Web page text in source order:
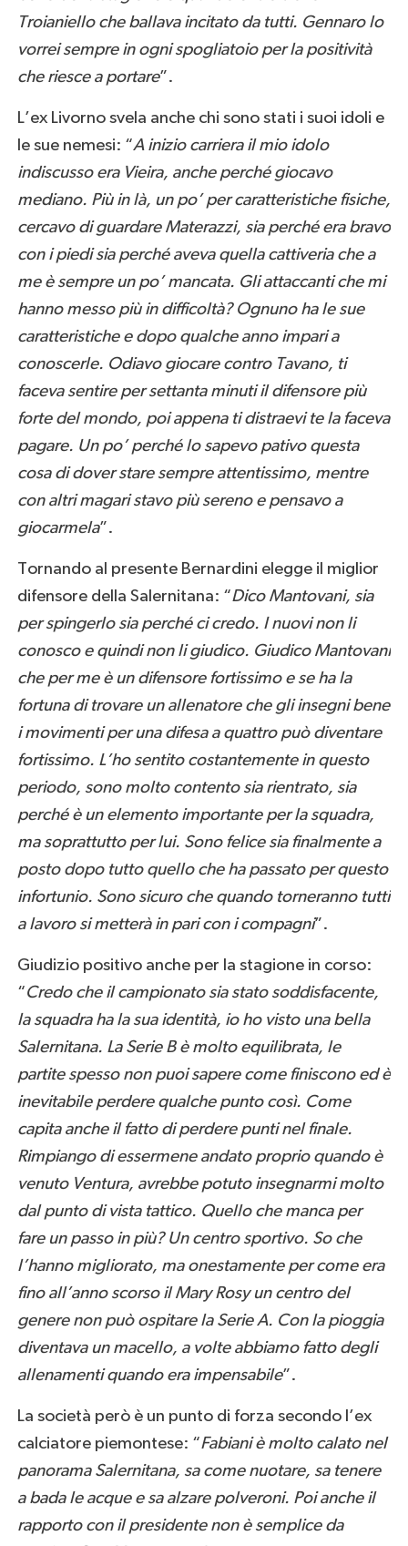
Troianiello che ballava incitato da tutti. Gennaro lo
vorrei sempre in ogni spogliatoio per la positività
che riesce a portare”.
L’ex Livorno svela anche chi sono stati i suoi idoli e
le sue nemesi: “A inizio carriera il mio idolo
indiscusso era Vieira, anche perché giocavo
mediano. Più in là, un po’ per caratteristiche fisiche,
cercavo di guardare Materazzi, sia perché era bravo
con i piedi sia perché aveva quella cattiveria che a
me è sempre un po’ mancata. Gli attaccanti che mi
hanno messo più in difficoltà? Ognuno ha le sue
caratteristiche e dopo qualche anno impari a
conoscerle. Odiavo giocare contro Tavano, ti
faceva sentire per settanta minuti il difensore più
forte del mondo, poi appena ti distraevi te la faceva
pagare. Un po’ perché lo sapevo pativo questa
cosa di dover stare sempre attentissimo, mentre
con altri magari stavo più sereno e pensavo a
giocarmela”.
Tornando al presente Bernardini elegge il miglior
difensore della Salernitana: “Dico Mantovani, sia
per spingerlo sia perché ci credo. I nuovi non li
conosco e quindi non li giudico. Giudico Mantovani
che per me è un difensore fortissimo e se ha la
fortuna di trovare un allenatore che gli insegni bene
i movimenti per una difesa a quattro può diventare
fortissimo. L’ho sentito costantemente in questo
periodo, sono molto contento sia rientrato, sia
perché è un elemento importante per la squadra,
ma soprattutto per lui. Sono felice sia finalmente a
posto dopo tutto quello che ha passato per questo
infortunio. Sono sicuro che quando torneranno tutti
a lavoro si metterà in pari con i compagni”.
Giudizio positivo anche per la stagione in corso:
“Credo che il campionato sia stato soddisfacente,
la squadra ha la sua identità, io ho visto una bella
Salernitana. La Serie B è molto equilibrata, le
partite spesso non puoi sapere come finiscono ed è
inevitabile perdere qualche punto così. Come
capita anche il fatto di perdere punti nel finale.
Rimpiango di essermene andato proprio quando è
venuto Ventura, avrebbe potuto insegnarmi molto
dal punto di vista tattico. Quello che manca per
fare un passo in più? Un centro sportivo. So che
l’hanno migliorato, ma onestamente per come era
fino all’anno scorso il Mary Rosy un centro del
genere non può ospitare la Serie A. Con la pioggia
diventava un macello, a volte abbiamo fatto degli
allenamenti quando era impensabile”.
La società però è un punto di forza secondo l’ex
calciatore piemontese: “Fabiani è molto calato nel
panorama Salernitana, sa come nuotare, sa tenere
a bada le acque e sa alzare polveroni. Poi anche il
rapporto con il presidente non è semplice da